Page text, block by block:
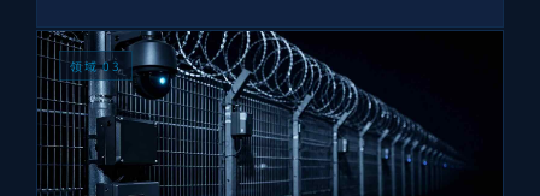
领域 03